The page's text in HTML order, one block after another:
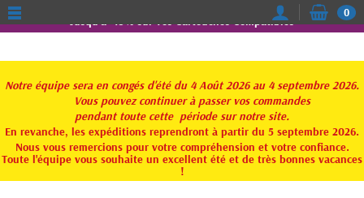
Jusqu'à -15% sur vos Cartouches Compatibles
Notre équipe sera en congés d'été du 4 Août 2026 au 4 septembre 2026.
Vous pouvez continuer à passer vos commandes
pendant toute cette période sur notre site.
En revanche, les expéditions reprendront à partir du 5 septembre 2026.
Nous vous remercions pour votre compréhension et votre confiance.
Toute l'équipe vous souhaite un excellent été et de très bonnes vacances
!
0